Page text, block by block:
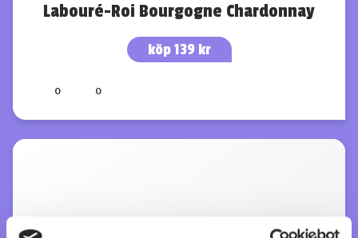
Labouré-Roi Bourgogne Chardonnay
köp 139 kr
0 0